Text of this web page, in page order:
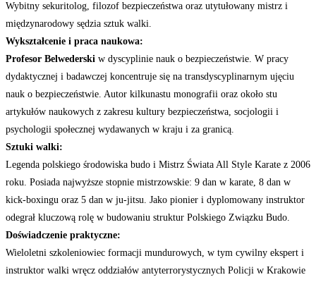
Wybitny sekuritolog, filozof bezpieczeństwa oraz utytułowany mistrz i
międzynarodowy sędzia sztuk walki.
Wykształcenie i praca naukowa:
Profesor Belwederski w dyscyplinie nauk o bezpieczeństwie. W pracy
dydaktycznej i badawczej koncentruje się na transdyscyplinarnym ujęciu
nauk o bezpieczeństwie. Autor kilkunastu monografii oraz około stu
artykułów naukowych z zakresu kultury bezpieczeństwa, socjologii i
psychologii społecznej wydawanych w kraju i za granicą.
Sztuki walki:
Legenda polskiego środowiska budo i Mistrz Świata All Style Karate z 2006
roku. Posiada najwyższe stopnie mistrzowskie: 9 dan w karate, 8 dan w
kick-boxingu oraz 5 dan w ju-jitsu. Jako pionier i dyplomowany instruktor
odegrał kluczową rolę w budowaniu struktur Polskiego Związku Budo.
Doświadczenie praktyczne:
Wieloletni szkoleniowiec formacji mundurowych, w tym cywilny ekspert i
instruktor walki wręcz oddziałów antyterrorystycznych Policji w Krakowie